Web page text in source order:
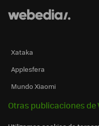
Xataka
Applesfera
Mundo Xiaomi
Otras publicaciones de